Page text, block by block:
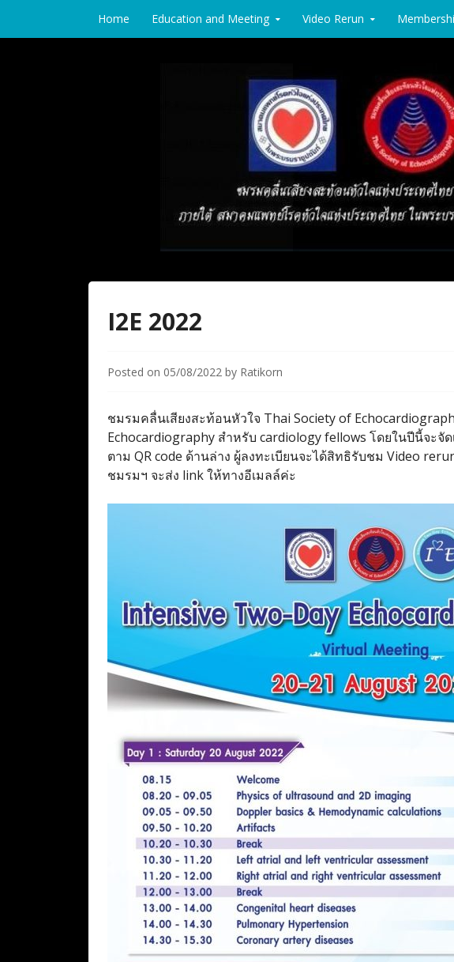
Home Education and Meeting Video Rerun
Thai Society of
I2E 2022
Posted on 05/08/2022 by Ratikorn
ชมรมคลื่นเสียงสะท้อนหัวใจ Thai Society of
Echocardiography สำหรับ cardiology fellows โดยในปีนี้จะจั
ตาม QR code ด้านล่าง ผู้ลงทะเบียนจะได้สิทธิรับชม Video
ชมรมฯ จะส่ง link ให้ทางอีเมลล์ค่ะ